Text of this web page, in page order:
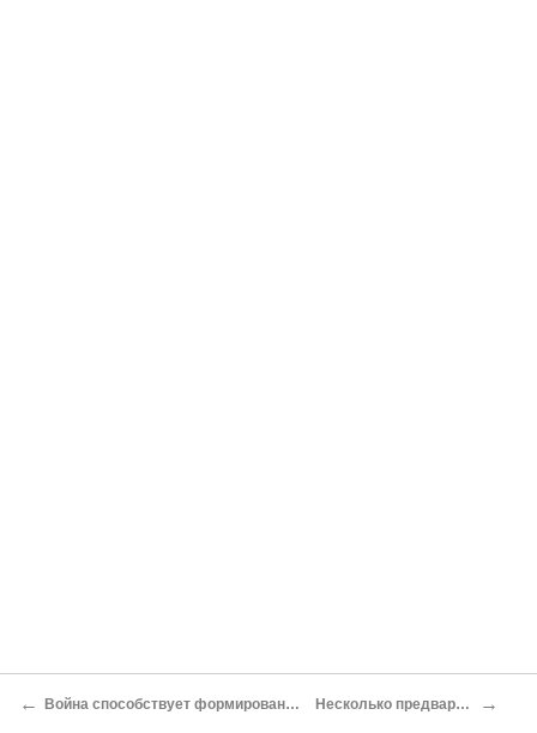
← Война способствует формированию и трансформации государств Несколько предварительных замечаний →